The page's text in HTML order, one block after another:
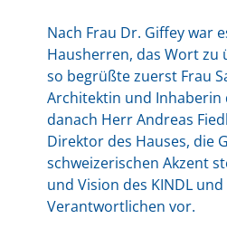
Nach Frau Dr. Giffey war
Hausherren, das Wort zu
so begrüßte zuerst Frau
Architektin und Inhaberin
danach Herr Andreas
Direktor des Hauses, die
schweizerischen Akzent
und Vision des KINDL
Verantwortlichen vor.